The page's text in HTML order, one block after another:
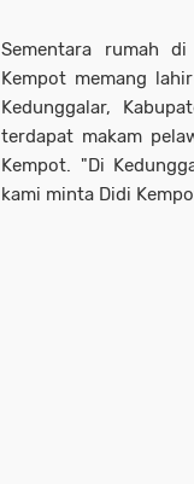
Sementara rumah
Kempot memang
Kedunggalar,
terdapat makam
Kempot. "Di
kami minta Didi